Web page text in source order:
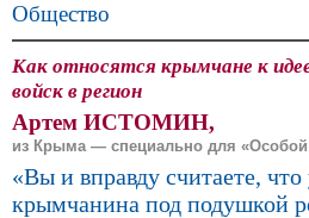
Общество
Как относятся крымчане к
войск в регион
Артем ИСТОМИН,
из Крыма — специально для
«Вы и вправду считаете,
крымчанина под подушкой